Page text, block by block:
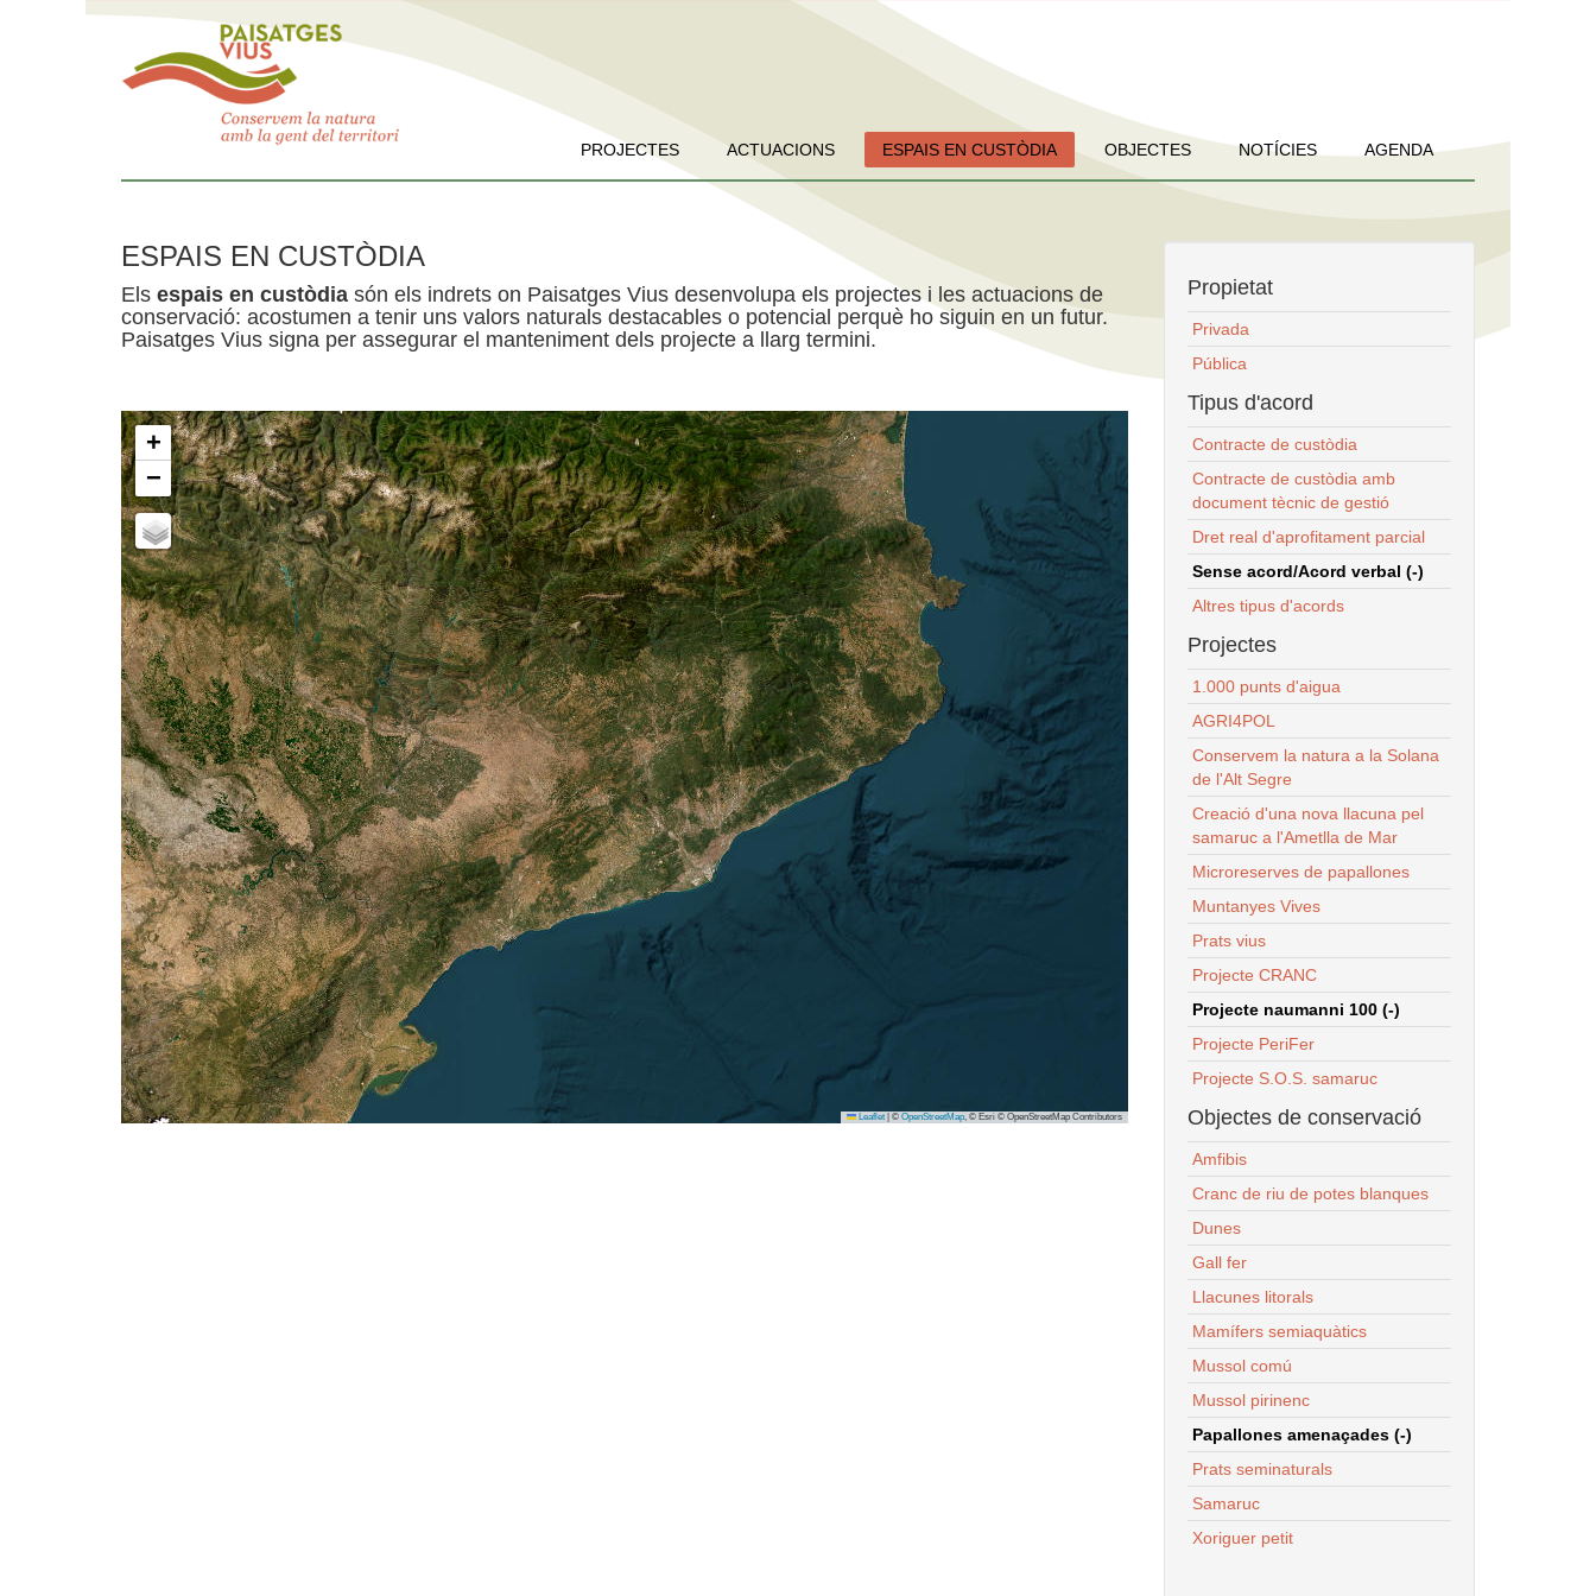
PROJECTES ACTUACIONS ESPAIS EN CUSTÒDIA OBJECTES NOTÍCIES AGENDA
ESPAIS EN CUSTÒDIA
Els espais en custòdia són els indrets on Paisatges Vius desenvolupa els projectes i les actuacions de
conservació: acostumen a tenir uns valors naturals destacables o potencial perquè ho siguin en un futur.
Paisatges Vius signa per assegurar el manteniment dels projecte a llarg termini.
+
−
Leaflet © OpenStreetMap, © Esri © OpenStreetMap Contributors
Propietat
Privada
Pública
Tipus d'acord
Contracte de custòdia
Contracte de custòdia amb
document tècnic de gestió
Dret real d'aprofitament parcial
Sense acord/Acord verbal (-)
Altres tipus d'acords
Projectes
1.000 punts d'aigua
AGRI4POL
Conservem la natura a la Solana
de l'Alt Segre
Creació d'una nova llacuna pel
samaruc a l'Ametlla de Mar
Microreserves de papallones
Muntanyes Vives
Prats vius
Projecte CRANC
Projecte naumanni 100 (-)
Projecte PeriFer
Projecte S.O.S. samaruc
Objectes de conservació
Amfibis
Cranc de riu de potes blanques
Dunes
Gall fer
Llacunes litorals
Mamífers semiaquàtics
Mussol comú
Mussol pirinenc
Papallones amenaçades (-)
Prats seminaturals
Samaruc
Xoriguer petit